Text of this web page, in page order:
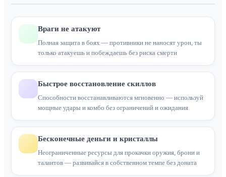
Враги не атакуют
Полная защита в боях — противники не наносят урон, ты
только атакуешь и побеждаешь без риска смерти
Быстрое восстановление скиллов
Способности восстанавливаются мгновенно — используй
мощные удары и комбо без ограничений и ожидания
Бесконечные деньги и кристаллы
Неограниченные ресурсы для прокачки оружия, брони и
талантов — развивайся в собственном темпе без доната